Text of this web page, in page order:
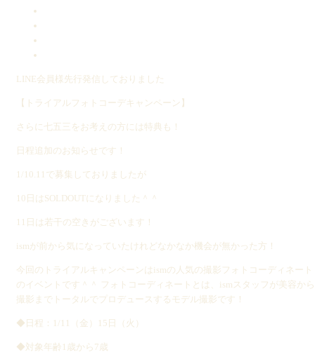
LINE会員様先行発信しておりました
【トライアルフォトコーデキャンペーン】
さらに七五三をお考えの方には特典も！
日程追加のお知らせです！
1/10.11で募集しておりましたが
10日はSOLDOUTになりました＾＾
11日は若干の空きがございます！
ismが前から気になっていたけれどなかなか機会が無かった方！
今回のトライアルキャンペーンはismの人気の撮影フォトコーディネート
のイベントです＾＾ フォトコーディネートとは、ismスタッフが美容から
撮影までトータルでプロデュースするモデル撮影です！
◆日程：1/11（金）15日（火）
◆対象年齢1歳から7歳